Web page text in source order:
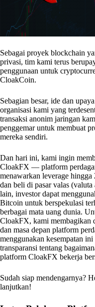
Sebagai proyek blockchain
privasi, tim kami terus
penggunaan untuk
CloakCoin.
Sebagian besar, ide dan
organisasi kami yang
transaksi anonim jaringan
penggemar untuk membuat
mereka sendiri.
Dan hari ini, kami ingin
CloakFX — platform
menawarkan leverage
dan beli di pasar valas
lain, investor dapat
Bitcoin untuk berspekulasi
berbagai mata uang dunia.
CloakFX, kami membagikan
dan masa depan platform
menggunakan kesempatan
transparansi tentang
platform CloakFX bekerja
Sudah siap mendengarnya?
lanjutkan!